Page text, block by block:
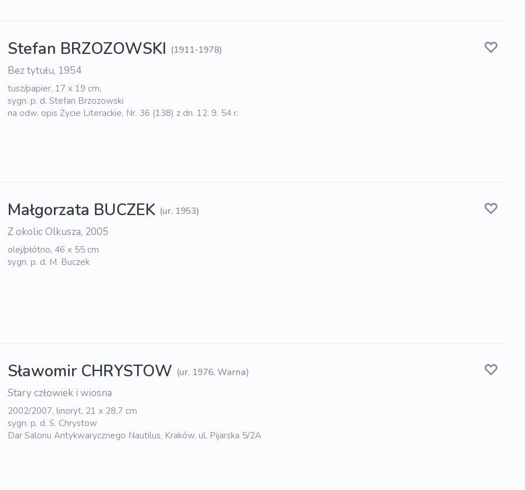
Stefan BRZOZOWSKI (1911-1978)
Bez tytułu, 1954
tusz/papier, 17 x 19 cm,
sygn. p. d. Stefan Brzozowski
na odw. opis Życie Literackie, Nr. 36 (138) z dn. 12. 9. 54 r.
Małgorzata BUCZEK (ur. 1953)
Z okolic Olkusza, 2005
olej/płótno, 46 x 55 cm
sygn. p. d. M. Buczek
Sławomir CHRYSTOW (ur. 1976, Warna)
Stary człowiek i wiosna
2002/2007, linoryt, 21 x 28,7 cm
sygn. p. d. S. Chrystow
Dar Salonu Antykwarycznego Nautilus, Kraków, ul. Pijarska 5/2A